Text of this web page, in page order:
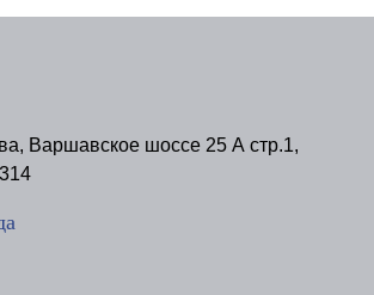
Варшавское шоссе 25 А стр.1,